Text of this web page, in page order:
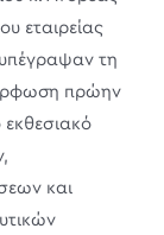
εταιρείας
τη
πρώην
και